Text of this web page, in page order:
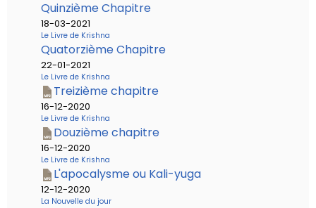
Quinzième Chapitre
18-03-2021
Le Livre de Krishna
Quatorzième Chapitre
22-01-2021
Le Livre de Krishna
Treizième chapitre
16-12-2020
Le Livre de Krishna
Douzième chapitre
16-12-2020
Le Livre de Krishna
L'apocalysme ou Kali-yuga
12-12-2020
La Nouvelle du jour